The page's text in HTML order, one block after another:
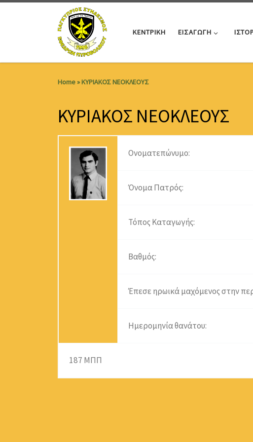
ΚΕΝΤΡΙΚΗ ΕΙΣΑΓΩΓΗ
Home»ΚΥΡΙΑΚΟΣ ΝΕΟΚΛΕΟΥΣ
ΚΥΡΙΑΚΟΣ ΝΕΟΚΛΕΟΥΣ
Ονοματεπώνυμο:
Όνομα Πατρός:
Τόπος Καταγωγής:
Βαθμός:
Έπεσε ηρωικά μαχόμενος στην
Ημερομηνία θανάτου:
187 ΜΠΠ